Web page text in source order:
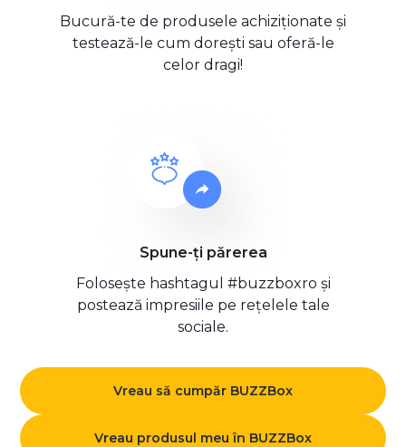
Bucură-te de produsele achiziționate și
testează-le cum dorești sau oferă-le
celor dragi!
Spune-ți părerea
Folosește hashtagul #buzzboxro și
postează impresiile pe rețelele tale
sociale.
Vreau să cumpăr BUZZBox
Vreau produsul meu în BUZZBox